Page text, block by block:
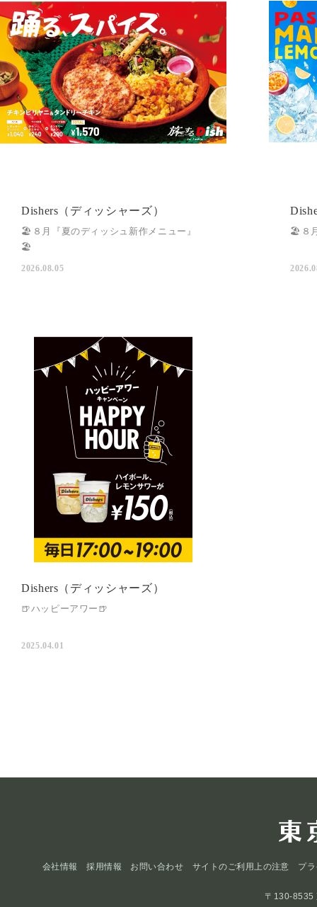
Dishers（ディッシャーズ）
🏖️８月『夏のディッシュ新作メニュー』
🏖️
2026.08.05
🏖️８
Dishers（ディッシャーズ）
🍺ハッピーアワー🍺
2025.04.01
会社情報 採用情報 お問い合わせ サイトのご利用上の注意 プ
〒130-8535